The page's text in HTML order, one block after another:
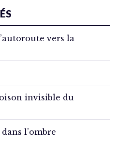
vers la
invisible du
l’ombre